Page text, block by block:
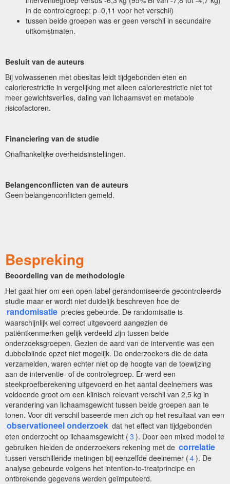
in de controlegroep; p=0,11 voor het verschil)
tussen beide groepen was er geen verschil in secundaire
uitkomstmaten.
Besluit van de auteurs
Bij volwassenen met obesitas leidt tijdgebonden eten en
calorierestrictie in vergelijking met alleen calorierestrictie niet tot
meer gewichtsverlies, daling van lichaamsvet en metabole
risicofactoren.
Financiering van de studie
Onafhankelijke overheidsinstellingen.
Belangenconflicten van de auteurs
Geen belangenconflicten gemeld.
Bespreking
Beoordeling van de methodologie
Het gaat hier om een open-label gerandomiseerde gecontroleerde
studie maar er wordt niet duidelijk beschreven hoe de
randomisatie precies gebeurde. De randomisatie is
waarschijnlijk wel correct uitgevoerd aangezien de
patiëntkenmerken gelijk verdeeld zijn tussen beide
onderzoeksgroepen. Gezien de aard van de interventie was een
dubbelblinde opzet niet mogelijk. De onderzoekers die de data
verzamelden, waren echter niet op de hoogte van de toewijzing
aan de interventie- of de controlegroep. Er werd een
steekproefberekening uitgevoerd en het aantal deelnemers was
voldoende groot om een klinisch relevant verschil van 2,5 kg in
verandering van lichaamsgewicht tussen beide groepen aan te
tonen. Voor dit verschil baseerde men zich op het resultaat van een
observationeel onderzoek dat het effect van tijdgebonden
eten onderzocht op lichaamsgewicht ( 3 ). Door een mixed model te
gebruiken hielden de onderzoekers rekening met de correlatie
tussen verschillende metingen bij eenzelfde deelnemer ( 4). De
analyse gebeurde volgens het intention-to-treatprincipe en
ontbrekende gegevens werden geïmputeerd.